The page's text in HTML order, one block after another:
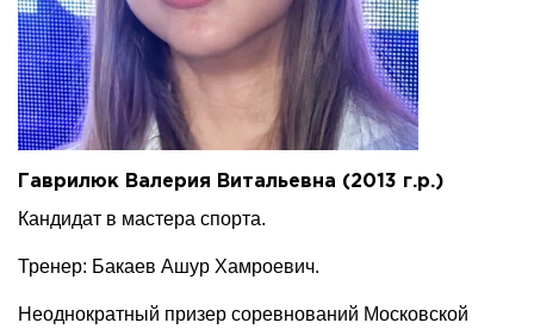
Гаврилюк Валерия Витальевна (2013 г.р.)
Кандидат в мастера спорта.
Тренер: Бакаев Ашур Хамроевич.
Неоднократный призер соревнований Московской